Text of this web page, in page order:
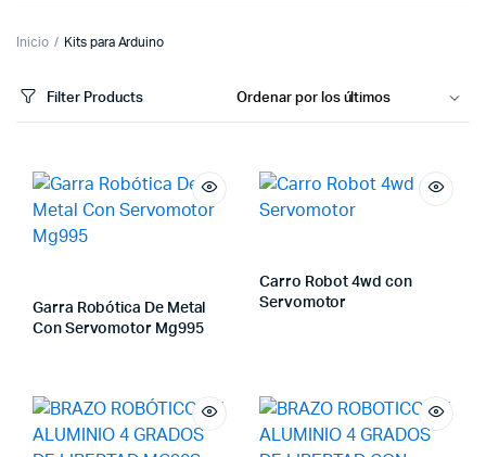
Inicio Kits para Arduino
Filter Products
Garra Robótica De Metal
Con Servomotor Mg995
Carro Robot 4wd con
Servomotor